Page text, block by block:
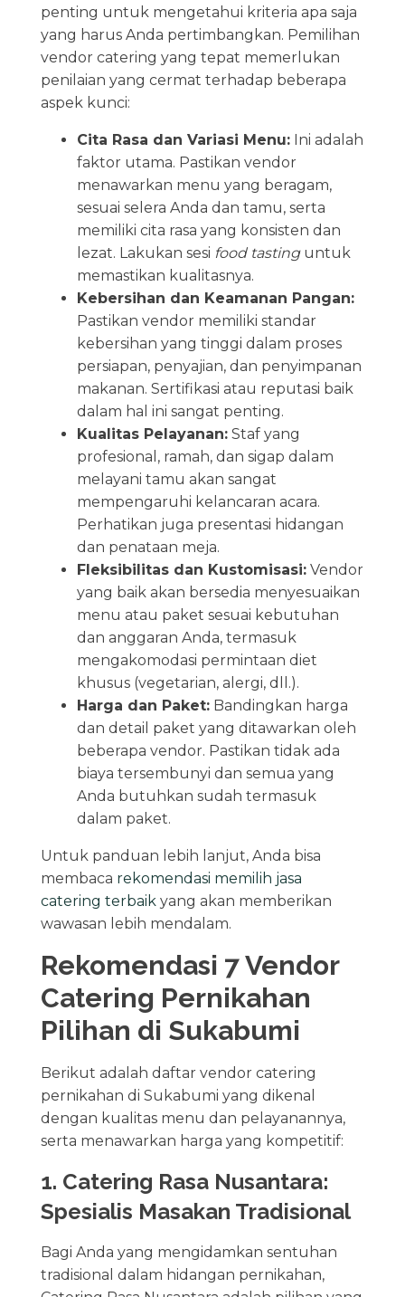
penting untuk mengetahui kriteria apa saja
yang harus Anda pertimbangkan. Pemilihan
vendor catering yang tepat memerlukan
penilaian yang cermat terhadap beberapa
aspek kunci:
Cita Rasa dan Variasi Menu:Ini adalah
faktor utama. Pastikan vendor
menawarkan menu yang beragam,
sesuai selera Anda dan tamu, serta
memiliki cita rasa yang konsisten dan
lezat. Lakukan sesi food tastinguntuk
memastikan kualitasnya.
Kebersihan dan Keamanan Pangan:
Pastikan vendor memiliki standar
kebersihan yang tinggi dalam proses
persiapan, penyajian, dan penyimpanan
makanan. Sertifikasi atau reputasi baik
dalam hal ini sangat penting.
Kualitas Pelayanan:Staf yang
profesional, ramah, dan sigap dalam
melayani tamu akan sangat
mempengaruhi kelancaran acara.
Perhatikan juga presentasi hidangan
dan penataan meja.
Fleksibilitas dan Kustomisasi:Vendor
yang baik akan bersedia menyesuaikan
menu atau paket sesuai kebutuhan
dan anggaran Anda, termasuk
mengakomodasi permintaan diet
khusus (vegetarian, alergi, dll.).
Harga dan Paket:Bandingkan harga
dan detail paket yang ditawarkan oleh
beberapa vendor. Pastikan tidak ada
biaya tersembunyi dan semua yang
Anda butuhkan sudah termasuk
dalam paket.
Untuk panduan lebih lanjut, Anda bisa
membaca rekomendasi memilih jasa
catering terbaikyang akan memberikan
wawasan lebih mendalam.
Rekomendasi 7 Vendor
Catering Pernikahan
Pilihan di Sukabumi
Berikut adalah daftar vendor catering
pernikahan di Sukabumi yang dikenal
dengan kualitas menu dan pelayanannya,
serta menawarkan harga yang kompetitif:
1. Catering Rasa Nusantara:
Spesialis Masakan Tradisional
Bagi Anda yang mengidamkan sentuhan
tradisional dalam hidangan pernikahan,